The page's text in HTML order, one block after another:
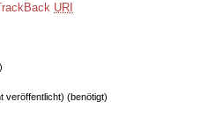
URI
veröffentlicht) (benötigt)